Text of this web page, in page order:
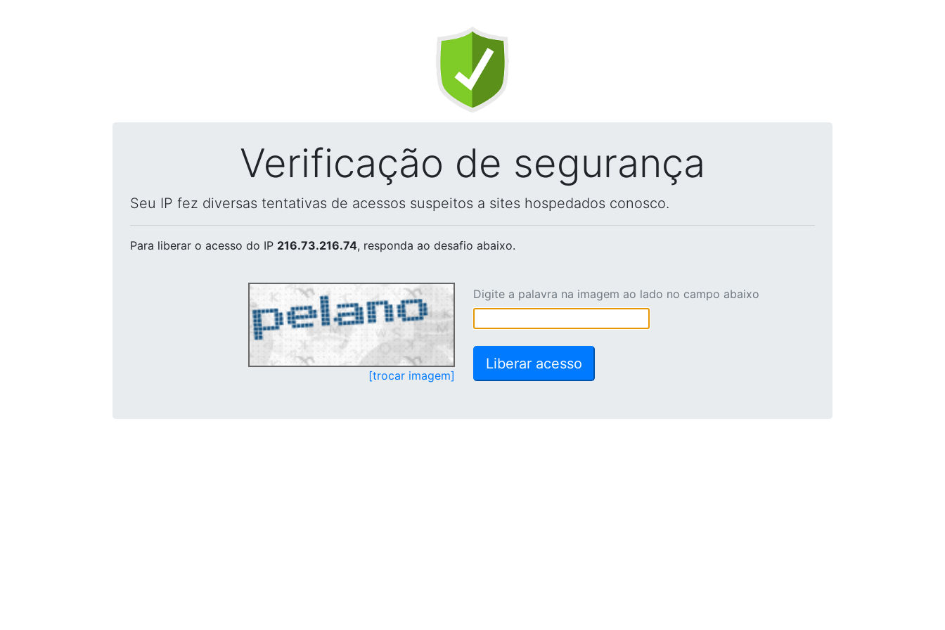
Verificação de segurança
Seu IP fez diversas tentativas de acessos suspeitos a sites hospedados conosco.
Para liberar o acesso do IP 216.73.216.74, responda ao desafio abaixo.
[trocar imagem]
Digite a palavra na imagem ao lado no campo abaixo